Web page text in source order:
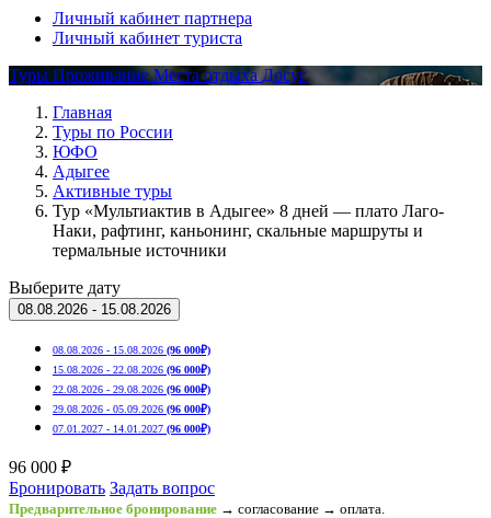
Личный кабинет партнера
Личный кабинет туриста
Туры ПроживаниеМеста отдыха Досуг
Главная
Туры по России
ЮФО
Адыгее
Активные туры
Тур «Мультиактив в Адыгее» 8 дней — плато Лаго-
Наки, рафтинг, каньонинг, скальные маршруты и
термальные источники
Выберите дату
08.08.2026 - 15.08.2026
08.08.2026 - 15.08.2026 (96 000₽)
15.08.2026 - 22.08.2026 (96 000₽)
22.08.2026 - 29.08.2026 (96 000₽)
29.08.2026 - 05.09.2026 (96 000₽)
07.01.2027 - 14.01.2027 (96 000₽)
96 000 ₽
Бронировать Задать вопрос
Предварительное бронирование → согласование → оплата.